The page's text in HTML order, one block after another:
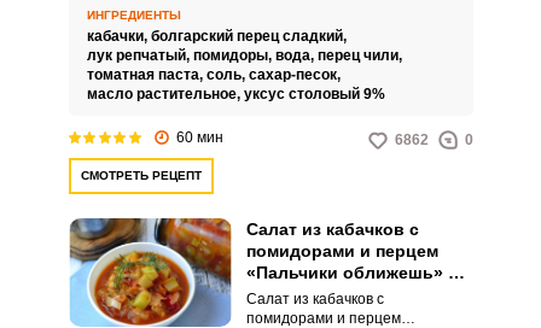
аппетитное угощение для
вашего стола. Такой салат
можно подавать к горячим
гарнирам, мясным, рыбным
хлебом как самостоятельную
ИНГРЕДИЕНТЫ
кабачки, болгарский перец сладкий,
лук репчатый, помидоры, вода, перец чили,
томатная паста, соль, сахар-песок,
масло растительное, уксус столовый 9%
60 мин 6862 0
СМОТРЕТЬ РЕЦЕПТ
Салат из кабачков с
помидорами и перцем
«Пальчики оближешь» на
зиму
Салат из кабачков с
помидорами и перцем